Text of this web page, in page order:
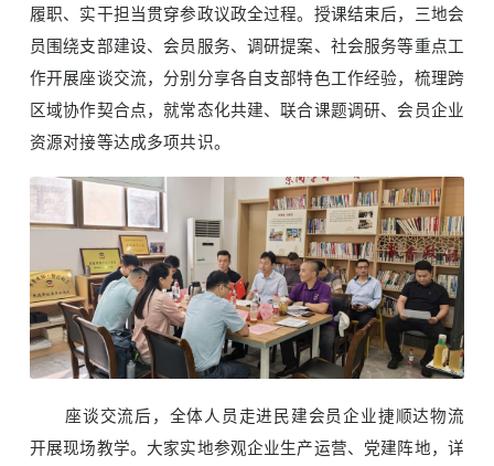
履职、实干担当贯穿参政议政全过程。授课结束后，三地会
员围绕支部建设、会员服务、调研提案、社会服务等重点工
作开展座谈交流，分别分享各自支部特色工作经验，梳理跨
区域协作契合点，就常态化共建、联合课题调研、会员企业
资源对接等达成多项共识。
座谈交流后，全体人员走进民建会员企业捷顺达物流
开展现场教学。大家实地参观企业生产运营、党建阵地，详